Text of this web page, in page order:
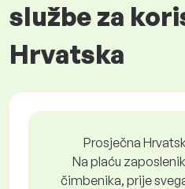
službe za
Hrvatska
Prosječna
Na plaću
čimbenika, prije